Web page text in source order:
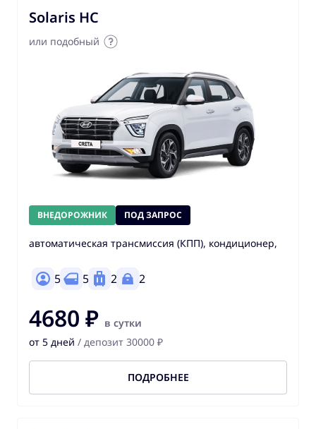
Solaris HC
или подобный
ВНЕДОРОЖНИК ПОД ЗАПРОС
автоматическая трансмиссия (КПП), кондиционер,
5 5 2 2
4680 ₽ в сутки
от 5 дней / депозит 30000 ₽
ПОДРОБНЕЕ